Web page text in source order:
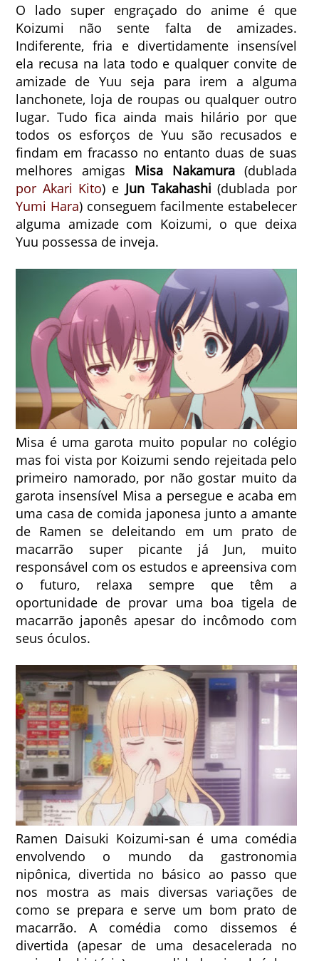
O lado super engraçado do anime é que
Koizumi não sente falta de amizades.
Indiferente, fria e divertidamente insensível
ela recusa na lata todo e qualquer convite de
amizade de Yuu seja para irem a alguma
lanchonete, loja de roupas ou qualquer outro
lugar. Tudo fica ainda mais hilário por que
todos os esforços de Yuu são recusados e
findam em fracasso no entanto duas de suas
melhores amigas Misa Nakamura (dublada
por Akari Kito) e Jun Takahashi (dublada por
Yumi Hara) conseguem facilmente estabelecer
alguma amizade com Koizumi, o que deixa
Yuu possessa de inveja.
Misa é uma garota muito popular no colégio
mas foi vista por Koizumi sendo rejeitada pelo
primeiro namorado, por não gostar muito da
garota insensível Misa a persegue e acaba em
uma casa de comida japonesa junto a amante
de Ramen se deleitando em um prato de
macarrão super picante já Jun, muito
responsável com os estudos e apreensiva com
o futuro, relaxa sempre que têm a
oportunidade de provar uma boa tigela de
macarrão japonês apesar do incômodo com
seus óculos.
Ramen Daisuki Koizumi-san é uma comédia
envolvendo o mundo da gastronomia
nipônica, divertida no básico ao passo que
nos mostra as mais diversas variações de
como se prepara e serve um bom prato de
macarrão. A comédia como dissemos é
divertida (apesar de uma desacelerada no